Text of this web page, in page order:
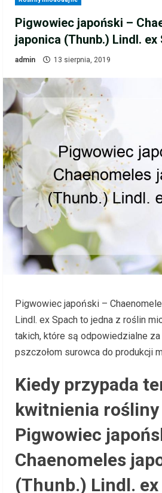
Pigwowiec japoński –
japonica (Thunb.) Lindl. ex
admin 13 sierpnia, 2019
Pigwowiec japoński –
Lindl. ex Spach to jedna z roślin
takich, które są odpowiedzialne
pszczołom surowca do produkcji
Kiedy przypada
kwitnienia rośliny
Pigwowiec
Chaenomeles
(Thunb.) Lindl. ex